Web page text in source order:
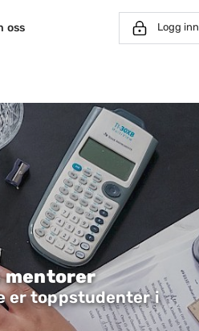
oss Logg inn
mentorer
er toppstudenter i